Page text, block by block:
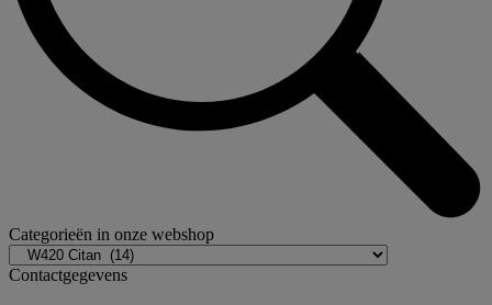
Categorieën in onze webshop
Contactgegevens